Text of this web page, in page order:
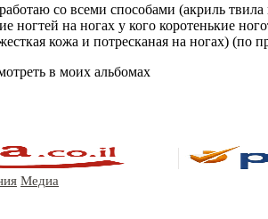
со всеми способами (акриль
ногтей на ногах у кого коротенькие
кожа и потресканая на ногах) (по
в моих альбомах
Медиа